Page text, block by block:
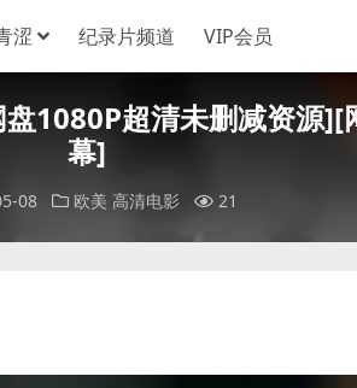
涩 纪录片频道 VIP会员
1080P超清未删减资源
幕]
08 欧美 高清电影 21